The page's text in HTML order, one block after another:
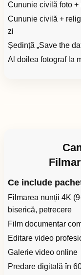
Cununie civilă foto
Cununie civilă +
zi
Ședință „Save the
Al doilea fotograf la
Ce include
Filmarea nunții 4K
biserică, petrecere
Film documentar
Editare video
Galerie video online
Predare digitală în